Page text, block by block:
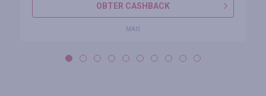
OBTER CASHBACK
MAIS